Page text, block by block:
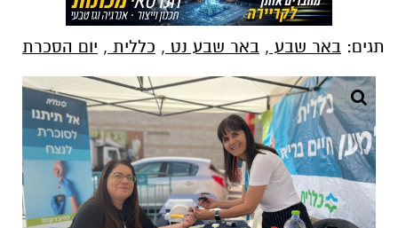
תגים: באר שבע , באר שבע נט , כללית , יום הסכרת